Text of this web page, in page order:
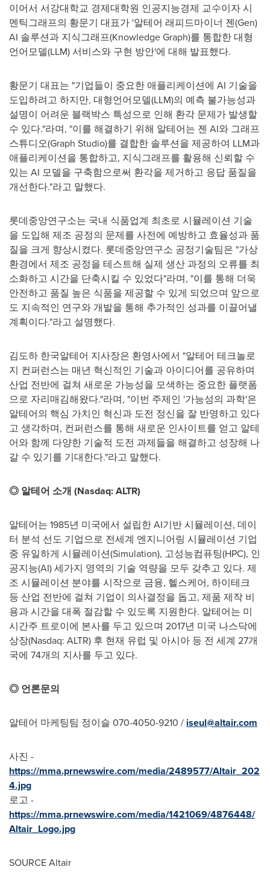
이어서 서강대학교 경제대학원 인공지능경제 교수이자 시
멘틱그래프의 황문기 대표가 '알테어 래피드마이너 젠(Gen)
AI 솔루션과 지식그래프(Knowledge Graph)를 통합한 대형
언어모델(LLM) 서비스와 구현 방안'에 대해 발표했다.
황문기 대표는 "기업들이 중요한 애플리케이션에 AI 기술을
도입하려고 하지만, 대형언어모델(LLM)의 예측 불가능성과
설명이 어려운 블랙박스 특성으로 인해 환각 문제가 발생할
수 있다."라며, "이를 해결하기 위해 알테어는 젠 AI와 그래프
스튜디오(Graph Studio)를 결합한 솔루션을 제공하여 LLM과
애플리케이션을 통합하고, 지식그래프를 활용해 신뢰할 수
있는 AI 모델을 구축함으로써 환각을 제거하고 응답 품질을
개선한다."라고 말했다.
롯데중앙연구소는 국내 식품업계 최초로 시뮬레이션 기술
을 도입해 제조 공정의 문제를 사전에 예방하고 효율성과 품
질을 크게 향상시켰다. 롯데중앙연구소 공정기술팀은 "가상
환경에서 제조 공정을 테스트해 실제 생산 과정의 오류를 최
소화하고 시간을 단축시킬 수 있었다"라며, "이를 통해 더욱
안전하고 품질 높은 식품을 제공할 수 있게 되었으며 앞으로
도 지속적인 연구와 개발을 통해 추가적인 성과를 이끌어낼
계획이다."라고 설명했다.
김도하 한국알테어 지사장은 환영사에서 "알테어 테크놀로
지 컨퍼런스는 매년 혁신적인 기술과 아이디어를 공유하며
산업 전반에 걸쳐 새로운 가능성을 모색하는 중요한 플랫폼
으로 자리매김해왔다."라며, "이번 주제인 '가능성의 과학'은
알테어의 핵심 가치인 혁신과 도전 정신을 잘 반영하고 있다
고 생각하며, 컨퍼런스를 통해 새로운 인사이트를 얻고 알테
어와 함께 다양한 기술적 도전 과제들을 해결하고 성장해 나
갈 수 있기를 기대한다."라고 말했다.
◎ 알테어 소개 (Nasdaq: ALTR)
알테어는 1985년 미국에서 설립한 AI기반 시뮬레이션, 데이
터 분석 선도 기업으로 전세계 엔지니어링 시뮬레이션 기업
중 유일하게 시뮬레이션(Simulation), 고성능컴퓨팅(HPC), 인
공지능(AI) 세가지 영역의 기술 역량을 모두 갖추고 있다. 제
조 시뮬레이션 분야를 시작으로 금융, 헬스케어, 하이테크
등 산업 전반에 걸쳐 기업이 의사결정을 돕고, 제품 제작 비
용과 시간을 대폭 절감할 수 있도록 지원한다. 알테어는 미
시간주 트로이에 본사를 두고 있으며 2017년 미국 나스닥에
상장(Nasdaq: ALTR) 후 현재 유럽 및 아시아 등 전 세계 27개
국에 74개의 지사를 두고 있다.
◎ 언론문의
알테어 마케팅팀 정이슬 070-4050-9210 / iseul@altair.com
사진 -
https://mma.prnewswire.com/media/2489577/Altair_202
4.jpg
로고 -
https://mma.prnewswire.com/media/1421069/4876448/
Altair_Logo.jpg
SOURCE Altair